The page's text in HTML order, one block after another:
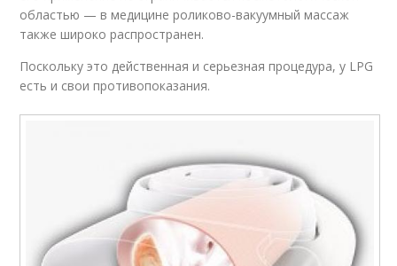
областью — в медицине роликово-вакуумный массаж
также широко распространен.
Поскольку это действенная и серьезная процедура, у LPG
есть и свои противопоказания.